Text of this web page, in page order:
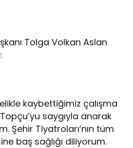
Tolga Volkan Aslan
kaybettiğimiz çalışma
saygıyla anarak
Şehir Tiyatroları’nın tüm
baş sağlığı diliyorum.